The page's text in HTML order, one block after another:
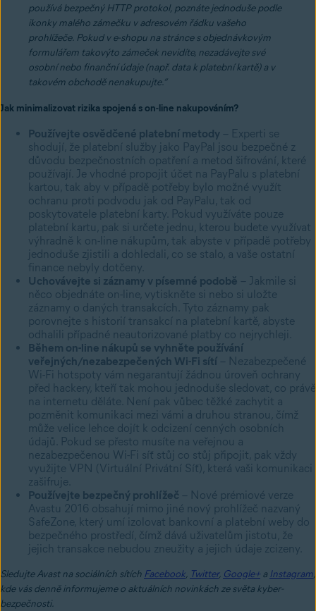
používá bezpečný HTTP protokol, poznáte jednoduše podle
ikonky malého zámečku v adresovém řádku vašeho
prohlížeče. Pokud v e-shopu na stránce s objednávkovým
formulářem takovýto zámeček nevidíte, nezadávejte své
osobní nebo finanční údaje (např. data k platební kartě) a v
takovém obchodě nenakupujte.“
Jak minimalizovat rizika spojená s on-line nakupováním?
Používejte osvědčené platební metody – Experti se
shodují, že platební služby jako PayPal jsou bezpečné z
důvodu bezpečnostních opatření a metod šifrování, které
používají. Je vhodné propojit účet na PayPalu s platební
kartou, tak aby v případě potřeby bylo možné využít
ochranu proti podvodu jak od PayPalu, tak od
poskytovatele platební karty. Pokud využíváte pouze
platební kartu, pak si určete jednu, kterou budete využívat
výhradně k on-line nákupům, tak abyste v případě potřeby
jednoduše zjistili a dohledali, co se stalo, a vaše ostatní
finance nebyly dotčeny.
Uchovávejte si záznamy v písemné podobě – Jakmile si
něco objednáte on-line, vytiskněte si nebo si uložte
záznamy o daných transakcích. Tyto záznamy pak
porovnejte s historií transakcí na platební kartě, abyste
odhalili případné neautorizované platby co nejrychleji.
Během on-line nákupů se vyhněte používání
veřejných/nezabezpečených Wi-Fi sítí – Nezabezpečené
Wi-Fi hotspoty vám negarantují žádnou úroveň ochrany
před hackery, kteří tak mohou jednoduše sledovat, co právě
na internetu děláte. Není pak vůbec těžké zachytit a
pozměnit komunikaci mezi vámi a druhou stranou, čímž
může velice lehce dojít k odcizení cenných osobních
údajů. Pokud se přesto musíte na veřejnou a
nezabezpečenou Wi-Fi síť stůj co stůj připojit, pak vždy
využijte VPN (Virtuální Privátní Síť), která vaši komunikaci
zašifruje.
Používejte bezpečný prohlížeč – Nové prémiové verze
Avastu 2016 obsahují mimo jiné nový prohlížeč nazvaný
SafeZone, který umí izolovat bankovní a platební weby do
bezpečného prostředí, čímž dává uživatelům jistotu, že
jejich transakce nebudou zneužity a jejich údaje zcizeny.
Sledujte Avast na sociálních sítích Facebook, Twitter, Google+a Instagram,
kde vás denně informujeme o aktuálních novinkách ze světa kyber-
bezpečnosti.